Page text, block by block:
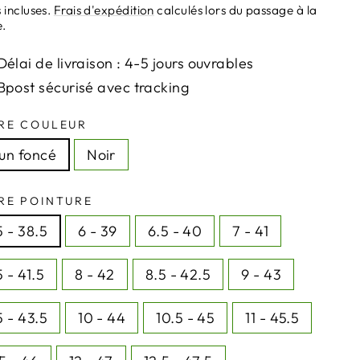
incluses. Frais d'expédition calculés lors du passage à la
de livraison : 4-5 jours ouvrables
sécurisé avec tracking
COULEUR
foncé Noir
POINTURE
- 38.5 6 - 39 6.5 - 40 7 - 41
- 41.5 8 - 42 8.5 - 42.5 9 - 43
- 43.5 10 - 44 10.5 - 45 11 - 45.5